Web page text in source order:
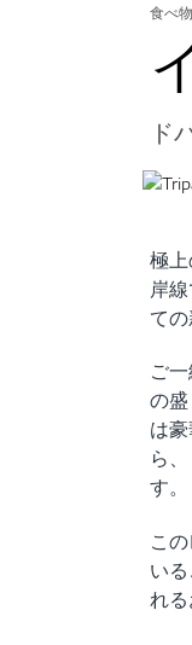
食べ
ド
極
岸
て
ご
の
は
ら
す。
こ
い
れ